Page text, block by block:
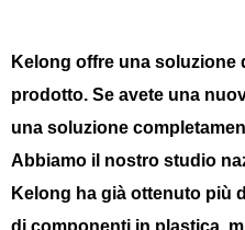
Kelong offre una
prodotto. Se avete una
una soluzione
Abbiamo il nostro studio
Kelong ha già ottenuto più
di componenti in plastica,